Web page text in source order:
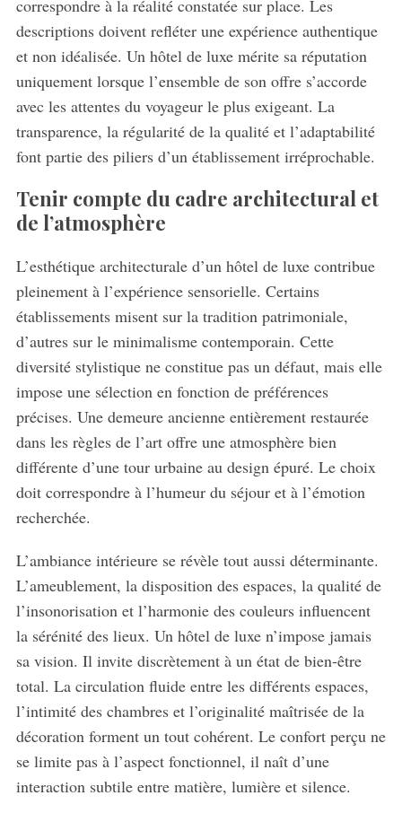
correspondre à la réalité constatée sur place. Les
descriptions doivent refléter une expérience authentique
et non idéalisée. Un hôtel de luxe mérite sa réputation
uniquement lorsque l’ensemble de son offre s’accorde
avec les attentes du voyageur le plus exigeant. La
transparence, la régularité de la qualité et l’adaptabilité
font partie des piliers d’un établissement irréprochable.
Tenir compte du cadre architectural et
de l’atmosphère
L’esthétique architecturale d’un hôtel de luxe contribue
pleinement à l’expérience sensorielle. Certains
établissements misent sur la tradition patrimoniale,
d’autres sur le minimalisme contemporain. Cette
diversité stylistique ne constitue pas un défaut, mais elle
impose une sélection en fonction de préférences
précises. Une demeure ancienne entièrement restaurée
dans les règles de l’art offre une atmosphère bien
différente d’une tour urbaine au design épuré. Le choix
doit correspondre à l’humeur du séjour et à l’émotion
recherchée.
L’ambiance intérieure se révèle tout aussi déterminante.
L’ameublement, la disposition des espaces, la qualité de
l’insonorisation et l’harmonie des couleurs influencent
la sérénité des lieux. Un hôtel de luxe n’impose jamais
sa vision. Il invite discrètement à un état de bien-être
total. La circulation fluide entre les différents espaces,
l’intimité des chambres et l’originalité maîtrisée de la
décoration forment un tout cohérent. Le confort perçu ne
se limite pas à l’aspect fonctionnel, il naît d’une
interaction subtile entre matière, lumière et silence.
f
o
r